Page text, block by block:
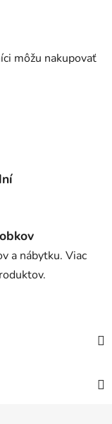
môžu nakupovať
a nábytku. Viac